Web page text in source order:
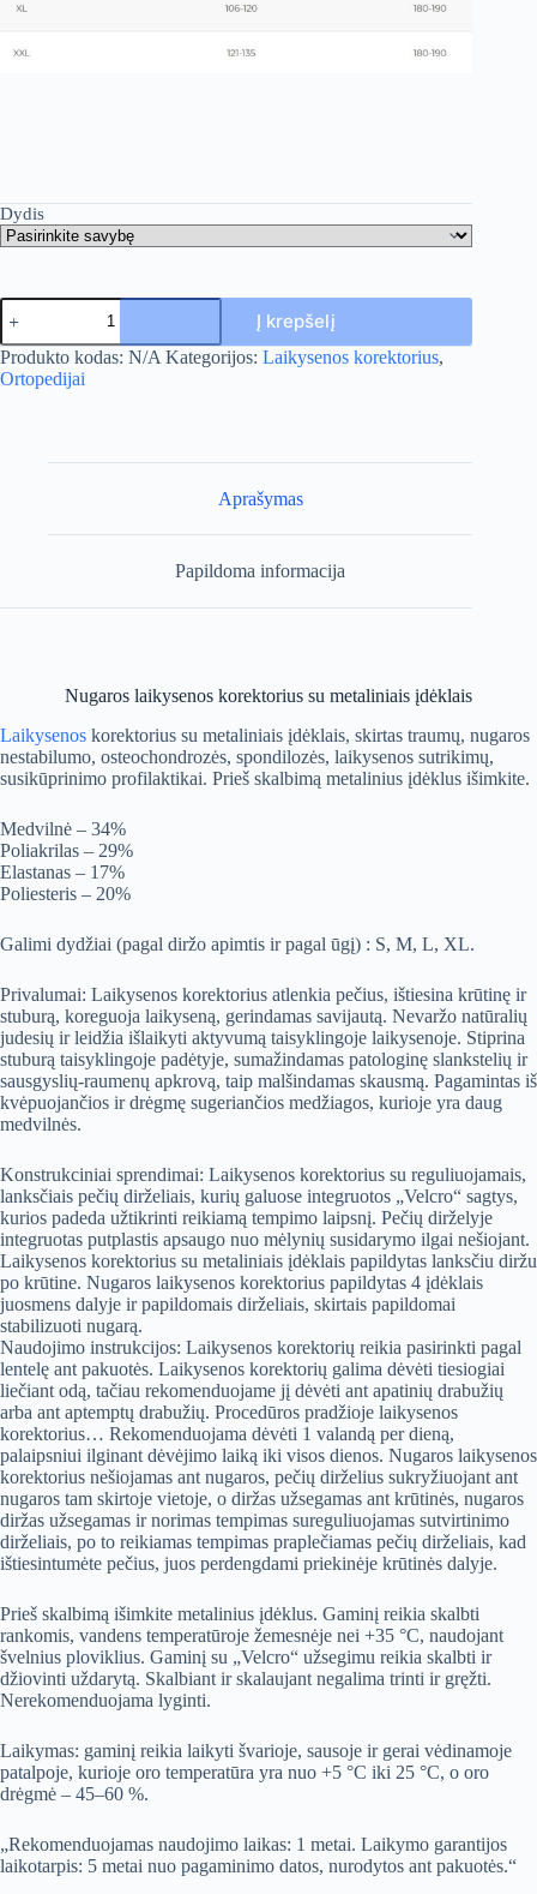
Dydis
produkto
kiekis:
Nugaros
laikysenos
korektorius
Į krepšelį
A
l
Produkto kodas: N/A Kategorijos: Laikysenos korektorius,
Ortopedijai
Aprašymas
Papildoma informacija
Nugaros laikysenos korektorius su metaliniais įdėklais
Laikysenos korektorius su metaliniais įdėklais, skirtas traumų, nugaros
nestabilumo, osteochondrozės, spondilozės, laikysenos sutrikimų,
susikūprinimo profilaktikai. Prieš skalbimą metalinius įdėklus išimkite.
Medvilnė – 34%
Poliakrilas – 29%
Elastanas – 17%
Poliesteris – 20%
Galimi dydžiai (pagal diržo apimtis ir pagal ūgį) : S, M, L, XL.
Privalumai: Laikysenos korektorius atlenkia pečius, ištiesina krūtinę ir
stuburą, koreguoja laikyseną, gerindamas savijautą. Nevaržo natūralių
judesių ir leidžia išlaikyti aktyvumą taisyklingoje laikysenoje. Stiprina
stuburą taisyklingoje padėtyje, sumažindamas patologinę slankstelių ir
sausgyslių-raumenų apkrovą, taip malšindamas skausmą. Pagamintas iš
kvėpuojančios ir drėgmę sugeriančios medžiagos, kurioje yra daug
medvilnės.
Konstrukciniai sprendimai: Laikysenos korektorius su reguliuojamais,
lanksčiais pečių dirželiais, kurių galuose integruotos „Velcro“ sagtys,
kurios padeda užtikrinti reikiamą tempimo laipsnį. Pečių dirželyje
integruotas putplastis apsaugo nuo mėlynių susidarymo ilgai nešiojant.
Laikysenos korektorius su metaliniais įdėklais papildytas lanksčiu diržu
po krūtine. Nugaros laikysenos korektorius papildytas 4 įdėklais
juosmens dalyje ir papildomais dirželiais, skirtais papildomai
stabilizuoti nugarą.
Naudojimo instrukcijos: Laikysenos korektorių reikia pasirinkti pagal
lentelę ant pakuotės. Laikysenos korektorių galima dėvėti tiesiogiai
liečiant odą, tačiau rekomenduojame jį dėvėti ant apatinių drabužių
arba ant aptemptų drabužių. Procedūros pradžioje laikysenos
korektorius… Rekomenduojama dėvėti 1 valandą per dieną,
palaipsniui ilginant dėvėjimo laiką iki visos dienos. Nugaros laikysenos
korektorius nešiojamas ant nugaros, pečių dirželius sukryžiuojant ant
nugaros tam skirtoje vietoje, o diržas užsegamas ant krūtinės, nugaros
diržas užsegamas ir norimas tempimas sureguliuojamas sutvirtinimo
dirželiais, po to reikiamas tempimas praplečiamas pečių dirželiais, kad
ištiesintumėte pečius, juos perdengdami priekinėje krūtinės dalyje.
Prieš skalbimą išimkite metalinius įdėklus. Gaminį reikia skalbti
rankomis, vandens temperatūroje žemesnėje nei +35 °C, naudojant
švelnius ploviklius. Gaminį su „Velcro“ užsegimu reikia skalbti ir
džiovinti uždarytą. Skalbiant ir skalaujant negalima trinti ir gręžti.
Nerekomenduojama lyginti.
Laikymas: gaminį reikia laikyti švarioje, sausoje ir gerai vėdinamoje
patalpoje, kurioje oro temperatūra yra nuo +5 °C iki 25 °C, o oro
drėgmė – 45–60 %.
„Rekomenduojamas naudojimo laikas: 1 metai. Laikymo garantijos
laikotarpis: 5 metai nuo pagaminimo datos, nurodytos ant pakuotės.“